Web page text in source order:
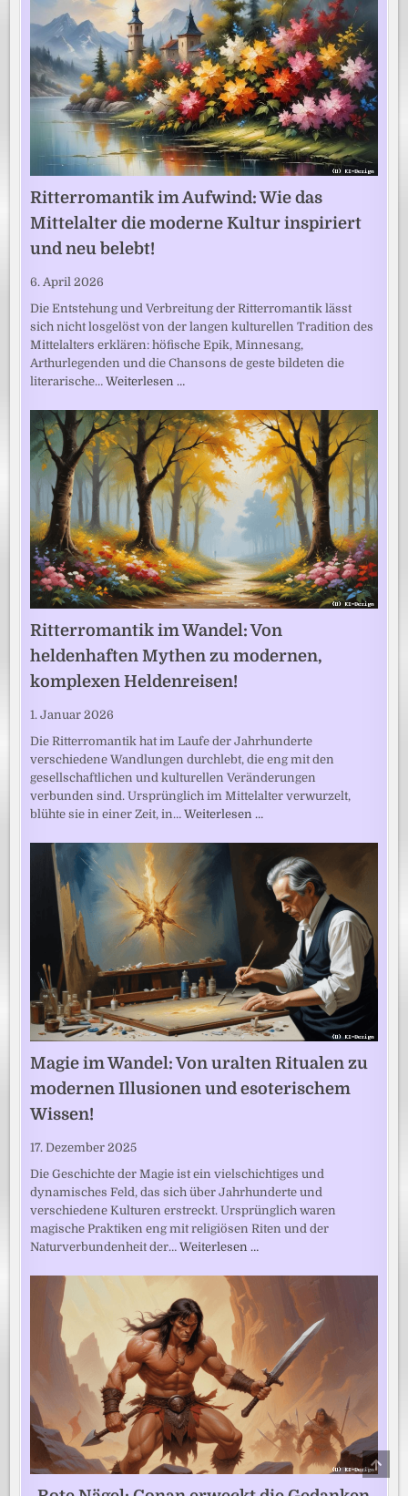
Ritterromantik im Aufwind: Wie das
Mittelalter die moderne Kultur inspiriert
und neu belebt!
6. April 2026
Die Entstehung und Verbreitung der Ritterromantik lässt
sich nicht losgelöst von der langen kulturellen Tradition des
Mittelalters erklären: höfische Epik, Minnesang,
Arthurlegenden und die Chansons de geste bildeten die
literarische…Weiterlesen …
Ritterromantik im Wandel: Von
heldenhaften Mythen zu modernen,
komplexen Heldenreisen!
1. Januar 2026
Die Ritterromantik hat im Laufe der Jahrhunderte
verschiedene Wandlungen durchlebt, die eng mit den
gesellschaftlichen und kulturellen Veränderungen
verbunden sind. Ursprünglich im Mittelalter verwurzelt,
blühte sie in einer Zeit, in…Weiterlesen …
Magie im Wandel: Von uralten Ritualen zu
modernen Illusionen und esoterischem
Wissen!
17. Dezember 2025
Die Geschichte der Magie ist ein vielschichtiges und
dynamisches Feld, das sich über Jahrhunderte und
verschiedene Kulturen erstreckt. Ursprünglich waren
magische Praktiken eng mit religiösen Riten und der
Naturverbundenheit der…Weiterlesen …
TO